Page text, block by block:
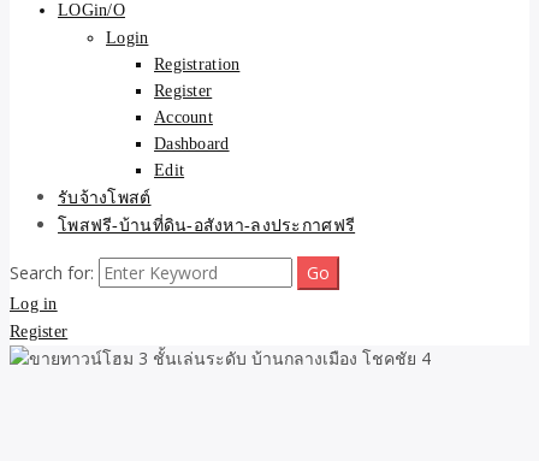
LOGin/O
Login
Registration
Register
Account
Dashboard
Edit
รับจ้างโพสต์
โพสฟรี-บ้านที่ดิน-อสังหา-ลงประกาศฟรี
Search for:
Log in
Register